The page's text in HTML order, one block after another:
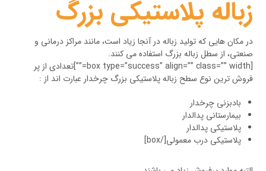
زباله پلاستیکی بزرگ
در مکان هایی که تولید زباله در آنجا زیاد است، مانند مراکز درمانی و
صنعتی، از سطل زباله بزرگ استفاده می کنند.
[box type=”success” align=”” class=”” width=””]تعدادی از پر
فروش ترین نوع سطح زباله پلاستیکی بزرگ چرخدار عبارت اند از :
بادبزنی چرخدار
بیمارستانی پدالدار
پلاستیکی پدالدار
پلاستیکی درب معمولی[/box]